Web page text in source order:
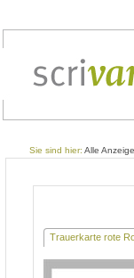
Sie sind hier: Alle
Trauerkarte rote